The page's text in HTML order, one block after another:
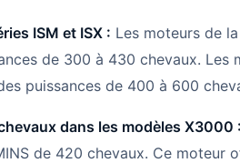
ISM et ISX : Les moteurs de
de 300 à 430 chevaux. Les
puissances de 400 à 600
dans les modèles X3000 :
de 420 chevaux. Ce moteur